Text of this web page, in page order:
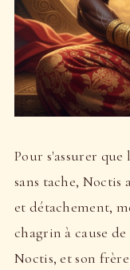
Pour s'assurer
sans tache, Noctis
et détachement,
chagrin à cause
Noctis, et son